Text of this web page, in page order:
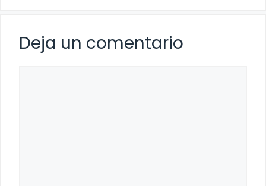
Deja un comentario